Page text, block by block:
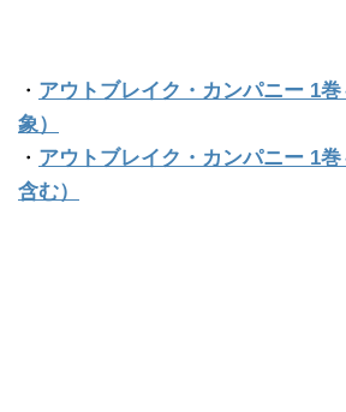
・ アウトブレイク・カンパニー 1
象）
・ アウトブレイク・カンパニー 1
含む）